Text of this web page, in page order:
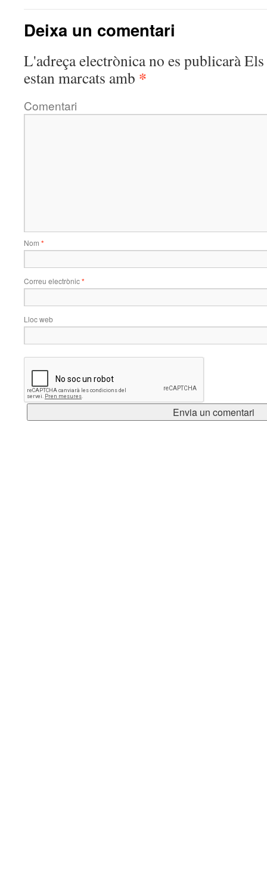
Deixa un comentari
L'adreça electrònica no es publicaràEls
estan marcats amb *
Comentari
Nom *
Correu electrònic*
Lloc web